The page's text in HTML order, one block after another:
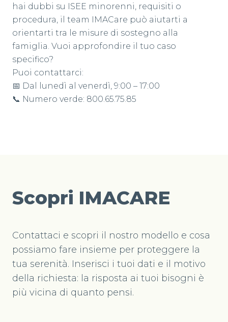
hai dubbi su ISEE minorenni, requisiti o
procedura, il team IMACare può aiutarti a
orientarti tra le misure di sostegno alla
famiglia. Vuoi approfondire il tuo caso
specifico?
Puoi contattarci:
📅 Dal lunedì al venerdì, 9:00 – 17:00
📞 Numero verde: 800.65.75.85
Scopri IMACARE
Contattaci e scopri il nostro modello e cosa
possiamo fare insieme per proteggere la
tua serenità. Inserisci i tuoi dati e il motivo
della richiesta: la risposta ai tuoi bisogni è
più vicina di quanto pensi.